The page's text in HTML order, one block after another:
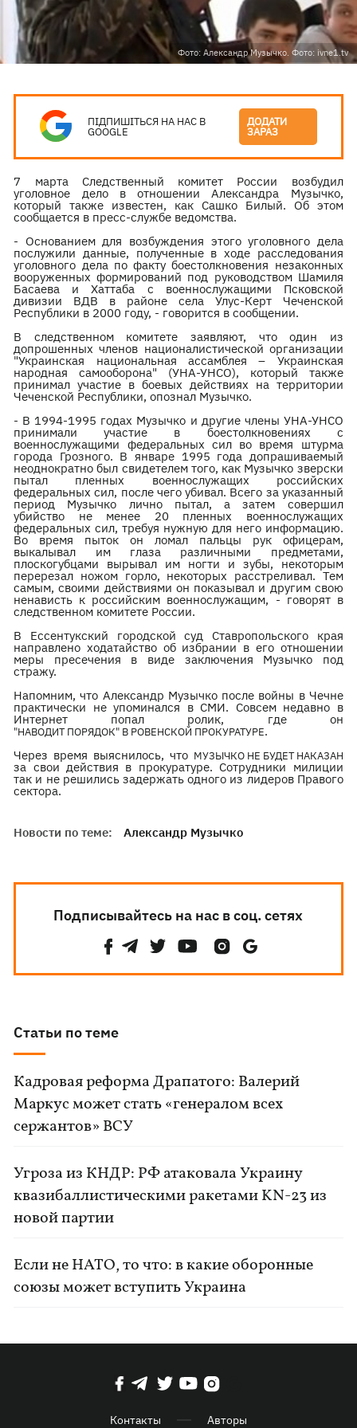
Фото: Александр Музычко. Фото: ivne1.tv
ПІДПИШІТЬСЯ НА НАС В
GOOGLE
ДОДАТИ
ЗАРАЗ
7 марта Следственный комитет России возбудил
уголовное дело в отношении Александра Музычко,
который также известен, как Сашко Билый. Об этом
сообщается в пресс-службе ведомства.
- Основанием для возбуждения этого уголовного дела
послужили данные, полученные в ходе расследования
уголовного дела по факту боестолкновения незаконных
вооруженных формирований под руководством Шамиля
Басаева и Хаттаба с военнослужащими Псковской
дивизии ВДВ в районе села Улус-Керт Чеченской
Республики в 2000 году, - говорится в сообщении.
В следственном комитете заявляют, что один из
допрошенных членов националистической организации
"Украинская национальная ассамблея – Украинская
народная самооборона" (УНА-УНСО), который также
принимал участие в боевых действиях на территории
Чеченской Республики, опознал Музычко.
- В 1994-1995 годах Музычко и другие члены УНА-УНСО
принимали участие в боестолкновениях с
военнослужащими федеральных сил во время штурма
города Грозного. В январе 1995 года допрашиваемый
неоднократно был свидетелем того, как Музычко зверски
пытал пленных военнослужащих российских
федеральных сил, после чего убивал. Всего за указанный
период Музычко лично пытал, а затем совершил
убийство не менее 20 пленных военнослужащих
федеральных сил, требуя нужную для него информацию.
Во время пыток он ломал пальцы рук офицерам,
выкалывал им глаза различными предметами,
плоскогубцами вырывал им ногти и зубы, некоторым
перерезал ножом горло, некоторых расстреливал. Тем
самым, своими действиями он показывал и другим свою
ненависть к российским военнослужащим, - говорят в
следственном комитете России.
В Ессентукский городской суд Ставропольского края
направлено ходатайство об избрании в его отношении
меры пресечения в виде заключения Музычко под
стражу.
Напомним, что Александр Музычко после войны в Чечне
практически не упоминался в СМИ. Совсем недавно в
Интернет попал ролик, где он
"НАВОДИТ ПОРЯДОК" В РОВЕНСКОЙ ПРОКУРАТУРЕ.
Через время выяснилось, что МУЗЫЧКО НЕ БУДЕТ НАКАЗАН
за свои действия в прокуратуре. Сотрудники милиции
так и не решились задержать одного из лидеров Правого
сектора.
Новости по теме: Александр Музычко
Подписывайтесь на нас в соц. сетях
Статьи по теме
Кадровая реформа Драпатого: Валерий
Маркус может стать «генералом всех
сержантов» ВСУ
Угроза из КНДР: РФ атаковала Украину
квазибаллистическими ракетами KN-23 из
новой партии
Если не НАТО, то что: в какие оборонные
союзы может вступить Украина
Контакты Авторы